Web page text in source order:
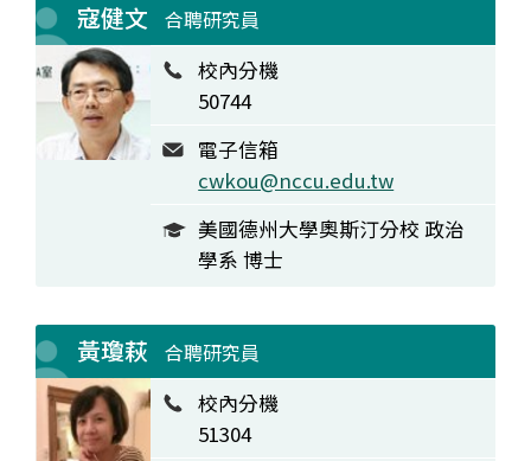
寇健文 合聘研究員
校內分機
50744
電子信箱
cwkou@nccu.edu.tw
美國德州大學奧斯汀分校 政治
學系 博士
黃瓊萩 合聘研究員
校內分機
51304